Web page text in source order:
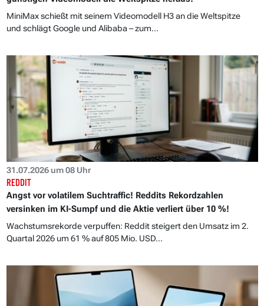
MiniMax schießt mit seinem Videomodell H3 an die Weltspitze
und schlägt Google und Alibaba – zum...
31.07.2026 um 08 Uhr
REDDIT
Angst vor volatilem Suchtraffic! Reddits Rekordzahlen
versinken im KI-Sumpf und die Aktie verliert über 10 %!
Wachstumsrekorde verpuffen: Reddit steigert den Umsatz im 2.
Quartal 2026 um 61 % auf 805 Mio. USD...